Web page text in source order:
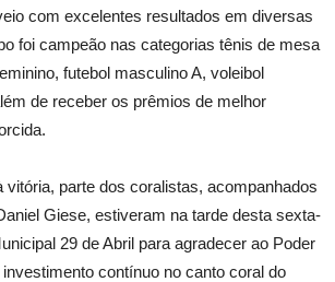
com excelentes resultados em diversas
foi campeão nas categorias tênis de mesa
futebol masculino A, voleibol
de receber os prêmios de melhor
vitória, parte dos coralistas, acompanhados
Giese, estiveram na tarde desta sexta-
29 de Abril para agradecer ao Poder
contínuo no canto coral do